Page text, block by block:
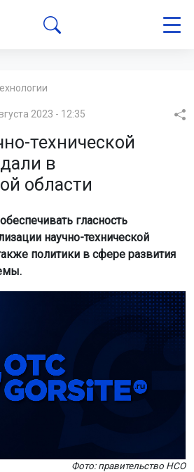
2023 - 12:35
технической
в
области
гласность
научно-технической
политики в сфере развития
Фото: правительство НСО